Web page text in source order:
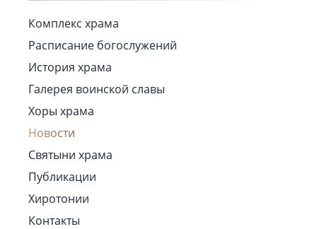
Комплекс храма
Расписание богослужений
История храма
Галерея воинской славы
Хоры храма
Новости
Святыни храма
Публикации
Хиротонии
Контакты